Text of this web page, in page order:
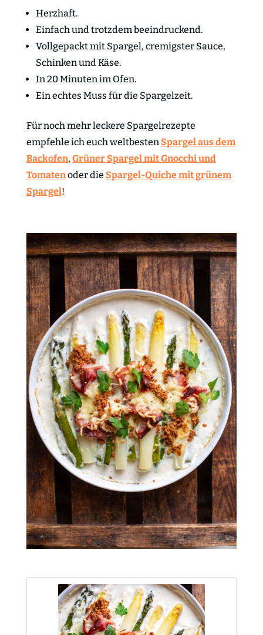
Herzhaft.
Einfach und trotzdem beeindruckend.
Vollgepackt mit Spargel, cremigster Sauce,
Schinken und Käse.
In 20 Minuten im Ofen.
Ein echtes Muss für die Spargelzeit.
Für noch mehr leckere Spargelrezepte
empfehle ich euch weltbesten Spargel aus dem
Backofen, Grüner Spargel mit Gnocchi und
Tomatenoder die Spargel-Quiche mit grünem
Spargel!